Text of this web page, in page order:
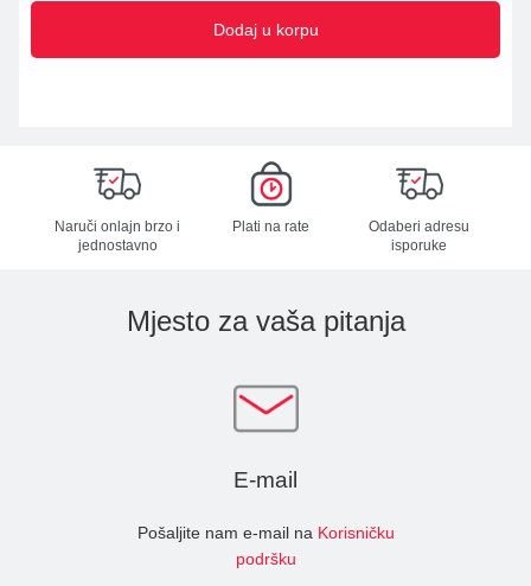
Dodaj u korpu
Naruči onlajn brzo i
jednostavno
Plati na rate
Odaberi adresu
isporuke
Mjesto za vaša pitanja
E-mail
Pošaljite nam e-mail na Korisničku
podršku